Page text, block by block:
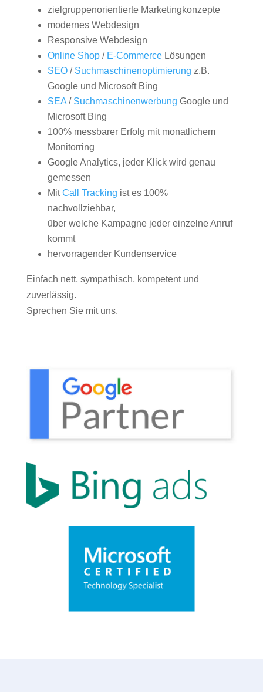
zielgruppenorientierte Marketingkonzepte
modernes Webdesign
Responsive Webdesign
Online Shop/ E-CommerceLösungen
SEO/ Suchmaschinenoptimierung z.B.
Google und Microsoft Bing
SEA/ Suchmaschinenwerbung Google und
Microsoft Bing
100% messbarer Erfolg mit monatlichem
Monitorring
Google Analytics, jeder Klick wird genau
gemessen
MitCall Tracking ist es 100%
nachvollziehbar,
über welche Kampagne jeder einzelne Anruf
kommt
hervorragender Kundenservice
Einfach nett, sympathisch, kompetent und
zuverlässig.
Sprechen Sie mit uns.